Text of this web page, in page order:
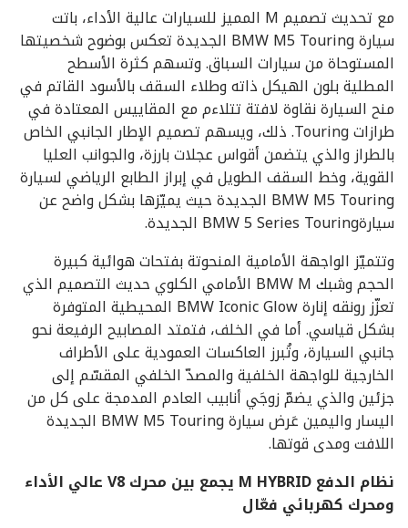
مع تحديث تصميم M المميز للسيارات عالية الأداء، باتت
سيارة BMW M5 Touring الجديدة تعكس بوضوح شخصيتها
المستوحاة من سيارات السباق. وتسهم كثرة الأسطح
المطلية بلون الهيكل ذاته وطلاء السقف بالأسود القاتم في
منح السيارة نقاوة لافتة تتلاءم مع المقاييس المعتادة في
طرازات Touring. ذلك، ويسهم تصميم الإطار الجانبي الخاص
بالطراز والذي يتضمن أقواس عجلات بارزة، والجوانب العليا
القوية، وخط السقف الطويل في إبراز الطابع الرياضي لسيارة
BMW M5 Touring الجديدة حيث يميّزها بشكل واضح عن
سيارةBMW 5 Series Touring الجديدة.
وتتميّز الواجهة الأمامية المنحوتة بفتحات هوائية كبيرة
الحجم وشبك BMW M الأمامي الكلوي حديث التصميم الذي
تعزّز رونقه إنارة BMW Iconic Glow المحيطية المتوفرة
بشكل قياسي. أما في الخلف، فتمتد المصابيح الرفيعة نحو
جانبي السيارة، وتُبرز العاكسات العمودية على الأطراف
الخارجية للواجهة الخلفية والمصدّ الخلفي المقسّم إلى
جزئين والذي يضمّ زوجَي أنابيب العادم المدمجة على كل من
اليسار واليمين عَرض سيارة BMW M5 Touring الجديدة
اللافت ومدى قوتها.
نظام الدفعM HYBRID يجمع بين محركV8عالي الأداء
ومحرك كهربائي فعّال